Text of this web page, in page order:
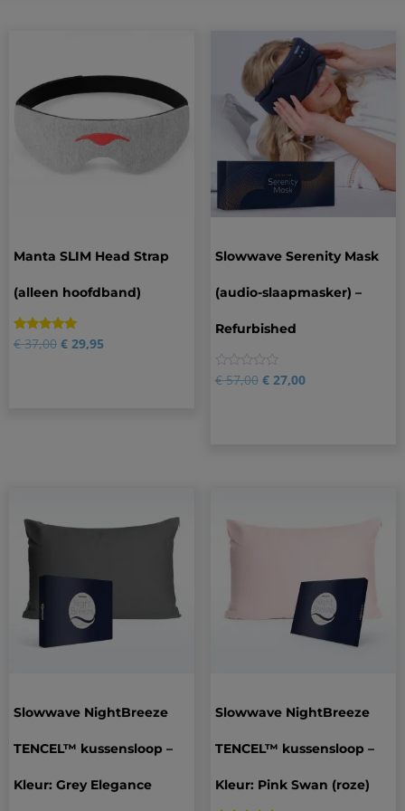
Manta SLIM Head Strap
(alleen hoofdband)
Gewaardeerd
5.00
1
€37,00 € 29,95
Slowwave Serenity Mask
(audio-slaapmasker) –
Refurbished
0
€57,00 €27,00
Slowwave NightBreeze
TENCEL™ kussensloop –
Kleur: Grey Elegance
Slowwave NightBreeze
TENCEL™ kussensloop –
Kleur: Pink Swan (roze)